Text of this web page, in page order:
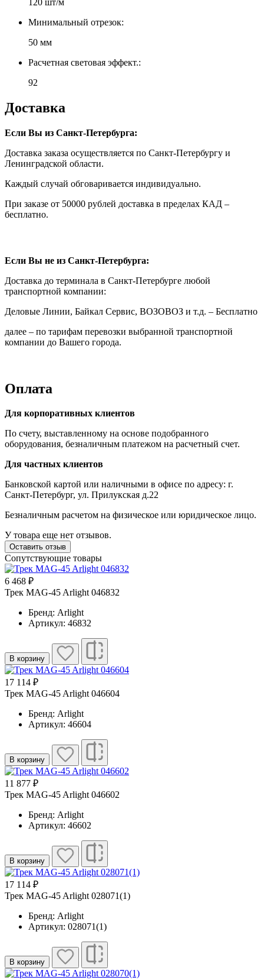
Минимальный отрезок:
50 мм
Расчетная световая эффект.:
92
Доставка
Если Вы из Санкт-Петербурга:
Доставка заказа осуществляется по Санкт-Петербургу и
Ленинградской области.
Каждый случай обговаривается индивидуально.
При заказе от 50000 рублей доставка в пределах КАД –
бесплатно.
Если Вы не из Санкт-Петербурга:
Доставка до терминала в Санкт-Петербурге любой
транспортной компании:
Деловые Линии, Байкал Сервис, ВОЗОВОЗ и т.д. – Бесплатно
далее – по тарифам перевозки выбранной транспортной
компании до Вашего города.
Оплата
Для корпоративных клиентов
По счету, выставленному на основе подобранного
оборудования, безналичным платежом на расчетный счет.
Для частных клиентов
Банковской картой или наличными в офисе по адресу: г.
Санкт-Петербург, ул. Прилукская д.22
Безналичным расчетом на физическое или юридическое лицо.
У товара еще нет отзывов.
Оставить отзыв
Сопутствующие товары
6 468 ₽
Трек MAG-45 Arlight 046832
Бренд: Arlight
Артикул: 46832
В корзину
17 114 ₽
Трек MAG-45 Arlight 046604
Бренд: Arlight
Артикул: 46604
В корзину
11 877 ₽
Трек MAG-45 Arlight 046602
Бренд: Arlight
Артикул: 46602
В корзину
17 114 ₽
Трек MAG-45 Arlight 028071(1)
Бренд: Arlight
Артикул: 028071(1)
В корзину